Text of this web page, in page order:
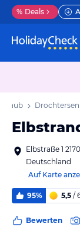
% Deals
Elbstraße 1
Deutschland
Auf Karte
95% 5,5 /
Bewerten